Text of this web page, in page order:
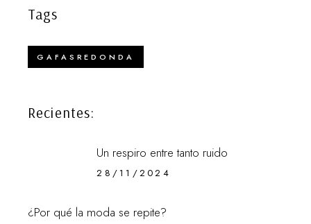
Tags
GAFASREDONDA
Recientes:
Un respiro entre tanto ruido
28/11/2024
¿Por qué la moda se repite?